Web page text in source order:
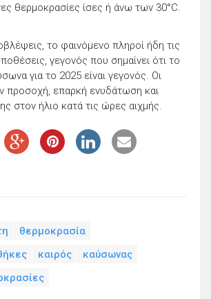
θερμοκρασίες ίσες ή άνω των 30°C.
το φαινόμενο πληροί ήδη τις
γεγονός που σημαίνει ότι το
για το 2025 είναι γεγονός. Οι
προσοχή, επαρκή ενυδάτωση και
στον ήλιο κατά τις ώρες αιχμής.
θερμοκρασία
καιρός
καύσωνας